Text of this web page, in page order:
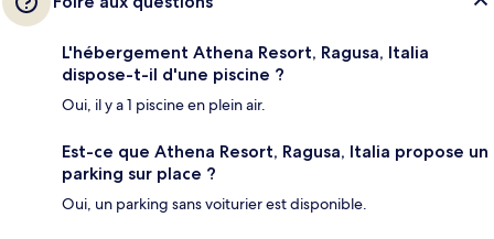
L'hébergement Athena Resort, Ragusa, Italia
dispose-t-il d'une piscine ?
Oui, il y a 1 piscine en plein air.
Est-ce que Athena Resort, Ragusa, Italia propose un
parking sur place ?
Oui, un parking sans voiturier est disponible.